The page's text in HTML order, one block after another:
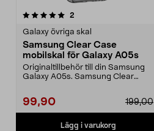
2
Galaxy övriga skal
Samsung Clear Case
mobilskal för Galaxy A05s
Originaltillbehör till din Samsung
Galaxy A05s. Samsung Clear
199,00
99,90
Lägg i varukorg